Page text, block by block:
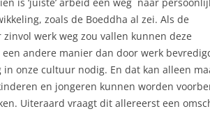
zoals de Boeddha al zei. Als de
werk weg zou vallen kunnen deze
andere manier dan door werk
in onze cultuur nodig. En dat kan alleen
en jongeren kunnen worden
Uiteraard vraagt dit allereerst een